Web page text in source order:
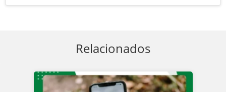
Relacionados